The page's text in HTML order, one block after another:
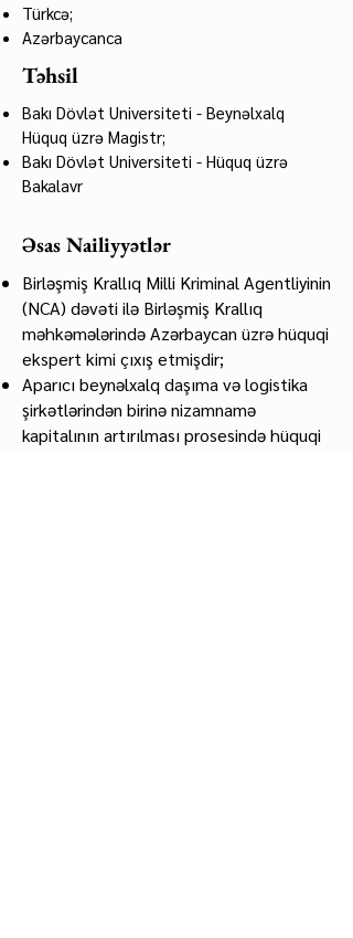
Türkcə;
Azərbaycanca
Təhsil
Bakı Dövlət Universiteti - Beynəlxalq
Hüquq üzrə Magistr;​
Bakı Dövlət Universiteti - Hüquq üzrə
Bakalavr
Əsas Nailiyyətlər
Birləşmiş Krallıq Milli Kriminal Agentliyinin
(NCA) dəvəti ilə Birləşmiş Krallıq
məhkəmələrində Azərbaycan üzrə hüquqi
ekspert kimi çıxış etmişdir;
Aparıcı beynəlxalq daşıma və logistika
şirkətlərindən birinə nizamnamə
kapitalının artırılması prosesində hüquqi